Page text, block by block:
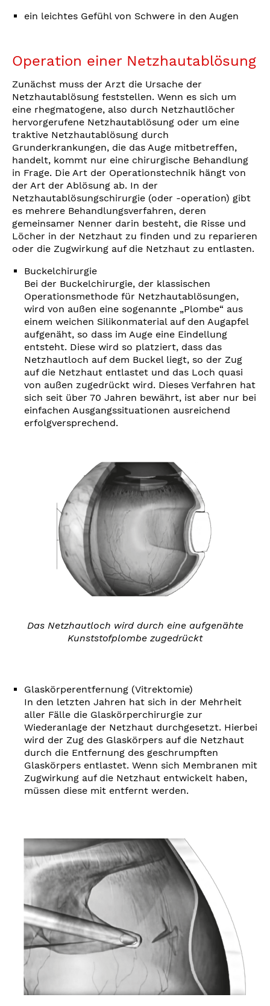
ein leichtes Gefühl von Schwere in den Augen
Operation einer Netzhautablösung
Zunächst muss der Arzt die Ursache der
Netzhautablösung feststellen. Wenn es sich um
eine rhegmatogene, also durch Netzhautlöcher
hervorgerufene Netzhautablösung oder um eine
traktive Netzhautablösung durch
Grunderkrankungen, die das Auge mitbetreffen,
handelt, kommt nur eine chirurgische Behandlung
in Frage. Die Art der Operationstechnik hängt von
der Art der Ablösung ab. In der
Netzhautablösungschirurgie (oder -operation) gibt
es mehrere Behandlungsverfahren, deren
gemeinsamer Nenner darin besteht, die Risse und
Löcher in der Netzhaut zu finden und zu reparieren
oder die Zugwirkung auf die Netzhaut zu entlasten.
Buckelchirurgie
Bei der Buckelchirurgie, der klassischen
Operationsmethode für Netzhautablösungen,
wird von außen eine sogenannte „Plombe“ aus
einem weichen Silikonmaterial auf den Augapfel
aufgenäht, so dass im Auge eine Eindellung
entsteht. Diese wird so platziert, dass das
Netzhautloch auf dem Buckel liegt, so der Zug
auf die Netzhaut entlastet und das Loch quasi
von außen zugedrückt wird. Dieses Verfahren hat
sich seit über 70 Jahren bewährt, ist aber nur bei
einfachen Ausgangssituationen ausreichend
erfolgversprechend.
Das Netzhautloch wird durch eine aufgenähte
Kunststofplombe zugedrückt
Glaskörperentfernung (Vitrektomie)
In den letzten Jahren hat sich in der Mehrheit
aller Fälle die Glaskörperchirurgie zur
Wiederanlage der Netzhaut durchgesetzt. Hierbei
wird der Zug des Glaskörpers auf die Netzhaut
durch die Entfernung des geschrumpften
Glaskörpers entlastet. Wenn sich Membranen mit
Zugwirkung auf die Netzhaut entwickelt haben,
müssen diese mit entfernt werden.